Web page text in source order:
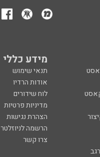
מידע כללי
תנאי שימוש
אודות הרדיו
לוח שידורים
מדיניות פרטיות
הצהרת נגישות
הרשמה לניוזלטר
צרו קשר